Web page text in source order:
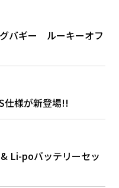
バギー ルーキーオフ
仕様が新登場!!
Li-poバッテリーセッ